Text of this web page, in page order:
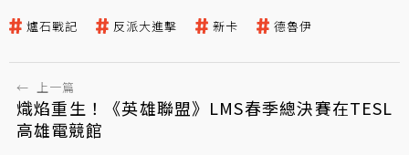
爐石戰記 反派大進擊 新卡 德魯伊
← 上一篇
熾焰重生！《英雄聯盟》LMS春季總決賽在TESL
高雄電競館